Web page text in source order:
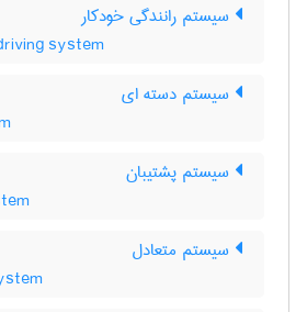
سیستم رانندگی خودکار
system
سیستم دسته ای
سیستم پشتیبان
سیستم متعادل